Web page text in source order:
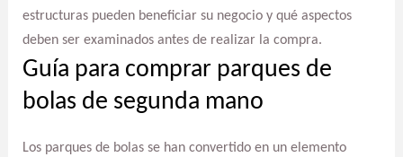
estructuras pueden beneficiar su negocio y qué aspectos
deben ser examinados antes de realizar la compra.
Guía para comprar parques de
bolas de segunda mano
Los parques de bolas se han convertido en un elemento